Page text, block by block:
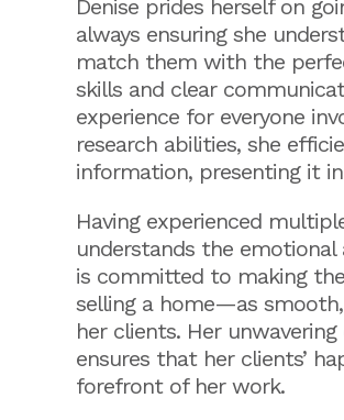
Denise prides herself on
always ensuring she
match them with the
skills and clear
experience for everyone
research abilities, she
information, presenting it
Having experienced
understands the emotional
is committed to making
selling a home—as
her clients. Her
ensures that her clients’
forefront of her work.